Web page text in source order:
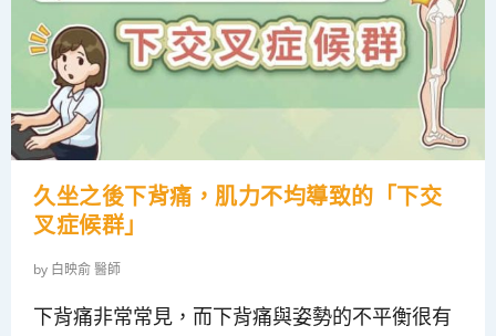
久坐之後下背痛，肌力不均導致的「下交
叉症候群」
by 白映俞 醫師
下背痛非常常見，而下背痛與姿勢的不平衡很有